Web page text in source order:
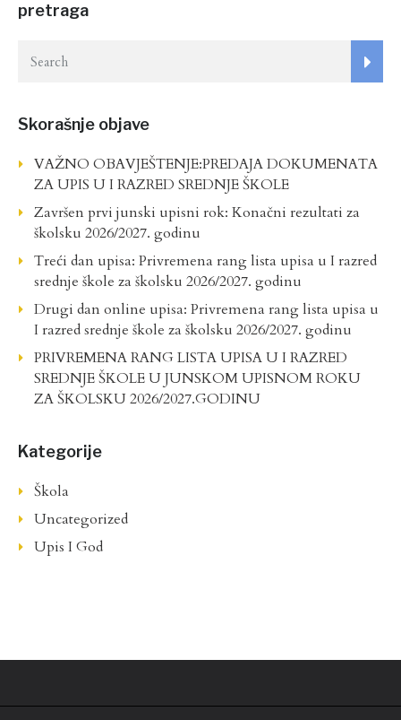
pretraga
Skorašnje objave
VAŽNO OBAVJEŠTENJE:PREDAJA DOKUMENATA
ZA UPIS U I RAZRED SREDNJE ŠKOLE
Završen prvi junski upisni rok: Konačni rezultati za
školsku 2026/2027. godinu
Treći dan upisa: Privremena rang lista upisa u I razred
srednje škole za školsku 2026/2027. godinu
Drugi dan online upisa: Privremena rang lista upisa u
I razred srednje škole za školsku 2026/2027. godinu
PRIVREMENA RANG LISTA UPISA U I RAZRED
SREDNJE ŠKOLE U JUNSKOM UPISNOM ROKU
ZA ŠKOLSKU 2026/2027.GODINU
Kategorije
Škola
Uncategorized
Upis I God